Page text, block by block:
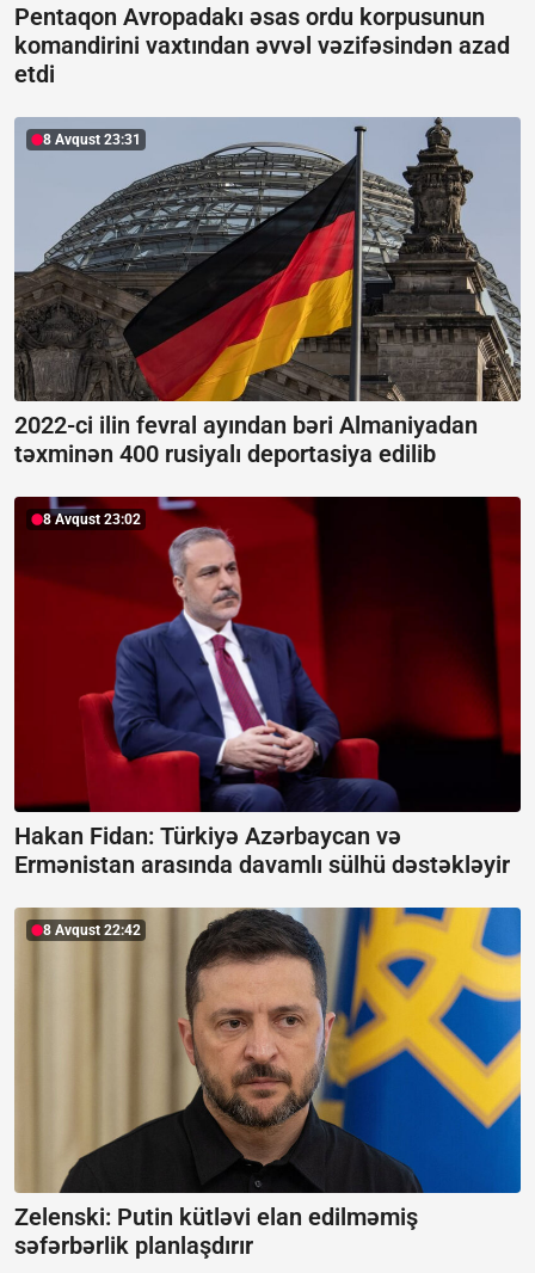
Pentaqon Avropadakı əsas ordu korpusunun
komandirini vaxtından əvvəl vəzifəsindən azad
etdi
8 Avqust 23:31
2022-ci ilin fevral ayından bəri Almaniyadan
təxminən 400 rusiyalı deportasiya edilib
8 Avqust 23:02
Hakan Fidan: Türkiyə Azərbaycan və
Ermənistan arasında davamlı sülhü dəstəkləyir
8 Avqust 22:42
Zelenski: Putin kütləvi elan edilməmiş
səfərbərlik planlaşdırır